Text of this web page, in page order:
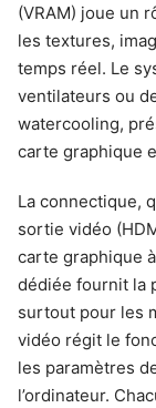
(VRAM) joue un
les textures,
temps réel. Le
ventilateurs ou
watercooling,
carte graphique
La connectique,
sortie vidéo
carte graphique
dédiée fournit la
surtout pour les
vidéo régit le
les paramètres
l’ordinateur.